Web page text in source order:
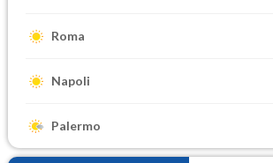
Roma
Napoli
Palermo